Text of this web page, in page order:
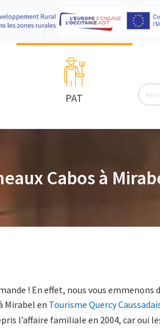
PAT
Cabos à
! En effet, nous vous emmenons
Mirabel en Tourisme Quercy
l’affaire familiale en 2004, car oui